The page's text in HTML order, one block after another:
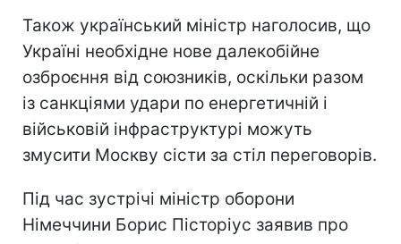
Також український міністр наголосив, що
Україні необхідне нове далекобійне
озброєння від союзників, оскільки разом
із санкціями удари по енергетичній і
військовій інфраструктурі можуть
змусити Москву сісти за стіл переговорів.
Під час зустрічі міністр оборони
Німеччини Борис Пісторіус заявив про